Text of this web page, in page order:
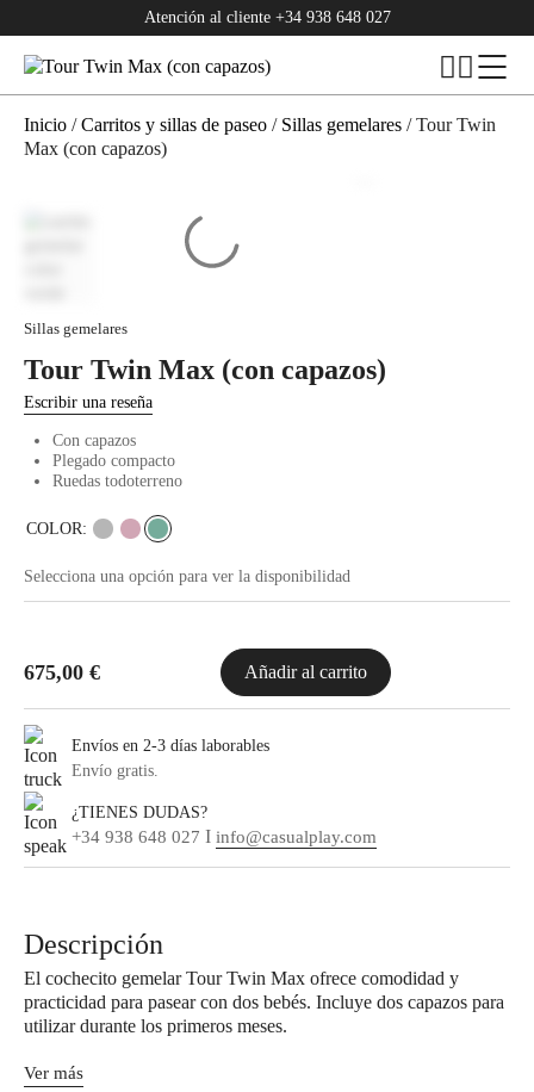
Atención al cliente +34 938 648 027
Inicio /Carritos y sillas de paseo / Sillas gemelares / Tour Twin
Max (con capazos)
Sillas gemelares
Tour Twin Max (con capazos)
Escribir una reseña
Con capazos
Plegado compacto
Ruedas todoterreno
COLOR
Selecciona una opción para ver la disponibilidad
675,00 € Añadir al carrito
Envíos en 2-3 días laborables
Envío gratis.
¿TIENES DUDAS?
+34 938 648 027 I info@casualplay.com
Descripción
El cochecito gemelar Tour Twin Max ofrece comodidad y
practicidad para pasear con dos bebés. Incluye dos capazos para
utilizar durante los primeros meses.
Ver más